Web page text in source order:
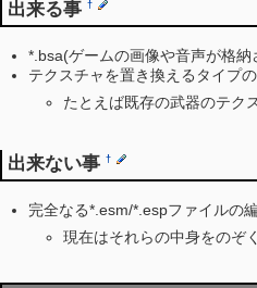
出来る事 †
*.bsa(ゲームの画像や音声が格
テクスチャを置き換えるタイプ
たとえば既存の武器のテク
出来ない事 †
完全なる*.esm/*.espファイルの
現在はそれらの中身をのぞ